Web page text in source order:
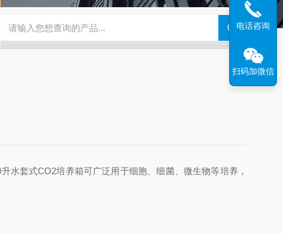
钢干燥箱，烘箱控温范围300℃ DHG-9070B（70
水套式CO2培养箱可广泛用于细胞、细菌、微生物等培养，
电话咨询
扫码加微信